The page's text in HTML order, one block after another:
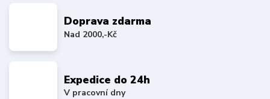
Doprava zdarma
Nad 2000,-Kč
Expedice do 24h
V pracovní dny